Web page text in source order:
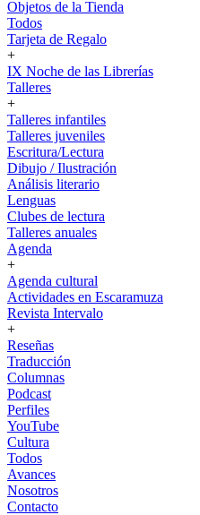
Objetos de la Tienda
Todos
Tarjeta de Regalo
+
IX Noche de las Librerías
Talleres
+
Talleres infantiles
Talleres juveniles
Escritura/Lectura
Dibujo / Ilustración
Análisis literario
Lenguas
Clubes de lectura
Talleres anuales
Agenda
+
Agenda cultural
Actividades en Escaramuza
Revista Intervalo
+
Reseñas
Traducción
Columnas
Podcast
Perfiles
YouTube
Cultura
Todos
Avances
Nosotros
Contacto